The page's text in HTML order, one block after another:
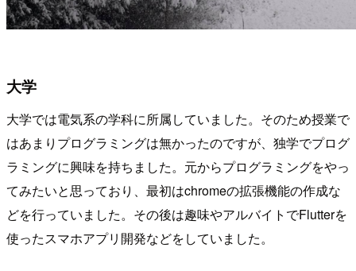
大学
大学では電気系の学科に所属していました。そのため授業で
はあまりプログラミングは無かったのですが、独学でプログ
ラミングに興味を持ちました。元からプログラミングをやっ
てみたいと思っており、最初はchromeの拡張機能の作成な
どを行っていました。その後は趣味やアルバイトでFlutterを
使ったスマホアプリ開発などをしていました。